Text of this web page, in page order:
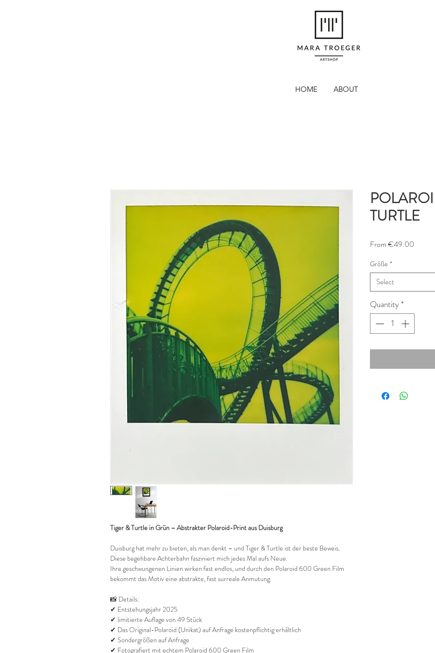
HOME ABOUT
Tiger & Turtle in Grün – Abstrakter Polaroid-Print aus Duisburg
Duisburg hat mehr zu bieten, als man denkt – und Tiger & Turtle ist der beste Beweis.
Diese begehbare Achterbahn fasziniert mich jedes Mal aufs Neue.
Ihre geschwungenen Linien wirken fast endlos, und durch den Polaroid 600 Green Film
bekommt das Motiv eine abstrakte, fast surreale Anmutung.
📸 Details:
✔ Entstehungsjahr 2025
✔ limitierte Auflage von 49 Stück
✔ Das Original-Polaroid (Unikat) auf Anfrage kostenpflichtig erhältlich
✔ Sondergrößen auf Anfrage
✔ Fotografiert mit echtem Polaroid 600 Green Film
TURTLE
From€49.00
Größe *
Select
Quantity*